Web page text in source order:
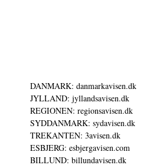
DANMARK: danmarkavisen.dk
JYLLAND: jyllandsavisen.dk
REGIONEN: regionsavisen.dk
SYDDANMARK: sydavisen.dk
TREKANTEN: 3avisen.dk
ESBJERG: esbjergavisen.com
BILLUND: billundavisen.dk